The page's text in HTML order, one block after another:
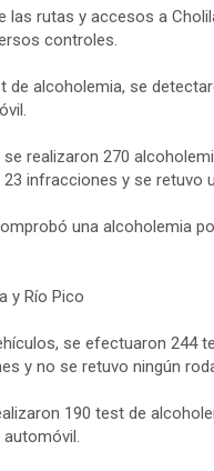
rutas y accesos a
controles.
de alcoholemia, se
realizaron 270
infracciones y se retuvo
una alcoholemia
y Río Pico
se efectuaron 244
y no se retuvo ningún
190 test de